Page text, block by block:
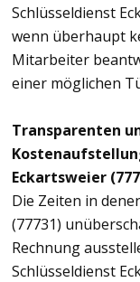
Schlüsseldienst
wenn überhaupt
Mitarbeiter
einer möglichen
Transparenten
Eckartsweier
Die Zeiten in
(77731)
Rechnung
Schlüsseldienst